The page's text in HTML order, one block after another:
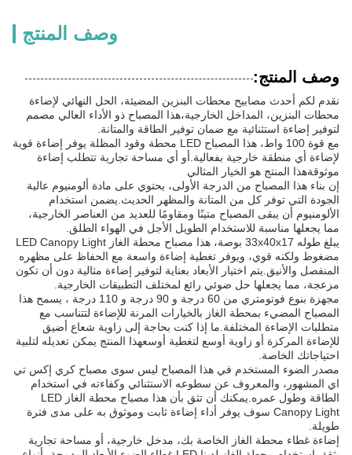
وصف المنتج
وصف المنتج:
نقدم لكم أحدث مصابيح محطات البنزين المضيئة، الحل النهائي لإضاءة
محطات البنزين، المداخل الخارجية،هذا المصباح ذو الأداء العالي مصمم
لتوفير إضاءة استثنائية مع ضمان توفير الطاقة والمتانة.
مع قوة 100 واط، هذا المصباح LED محطة وقود المظلة يوفر إضاءة قوية
لإضاءة أي منطقة خارجية بفعالية.أو أي مساحة تجارية تتطلب إضاءة
موثوقةهذا المنتج هو الخيار المثالي
إن بناء هذا المصباح من الدرجة الأولى، يحتوي على مادة ألومنيوم عالية
الجودة التي توفر كل من المتانة والمظهر الحديث.يضمن استخدام
الألومنيوم أن يبقى المصباح متينًا ومقاومًا للعديد من العناصر الخارجية،
مما يجعلها مناسبة للاستخدام الطويل الأجل في الهواء الطلق.
يبلغ طوله 33x40x17 بوصة، هذا مصباح محطة الغاز LED Canopy Light
مضغوط ولكنه قوي، ويوفر تغطية إضاءة واسعة مع الحفاظ على مظهره
المنفصل والأنيق.يتم اختيار الأبعاد بعناية لتوفير إضاءة مثالية دون أن تكون
مزعجة، مما يجعلها حل ضوئي رائع لمختلف التطبيقات الخارجية.
مجهزة بنوع فوتومتري من 60 درجة و 90 درجة و 110 درجة ، يسمح هذا
المصباح المضيء بمحطة الغاز بالخيارات المرنة للإضاءة لتتناسب مع
متطلبات الإضاءة المختلفة.ما إذا كنت بحاجة إلى زاوية شعاع أضيق
للإضاءة المركزة أو زاوية أوسع لتغطية أوسعهذا المنتج يمكن تعديله لتلبية
احتياجاتك الخاصة.
مصدر الضوء المستخدم في هذا المصباح ليس سوى مصباح كري إكس تي
اي المشهور، والمعروف عن سطوعه الاستثنائي وكفاءته في استخدام
الطاقة وطول عمره.يمكنك أن تثق بأن هذا مصباح محطة الغاز LED
Canopy Light سوف يوفر أداء إضاءة ثابت وموثوق به على مدى فترة
طويلة.
إضاءة غطاء محطة الغاز الخاصة بك، مدخل خارجية، أو مساحة تجارية